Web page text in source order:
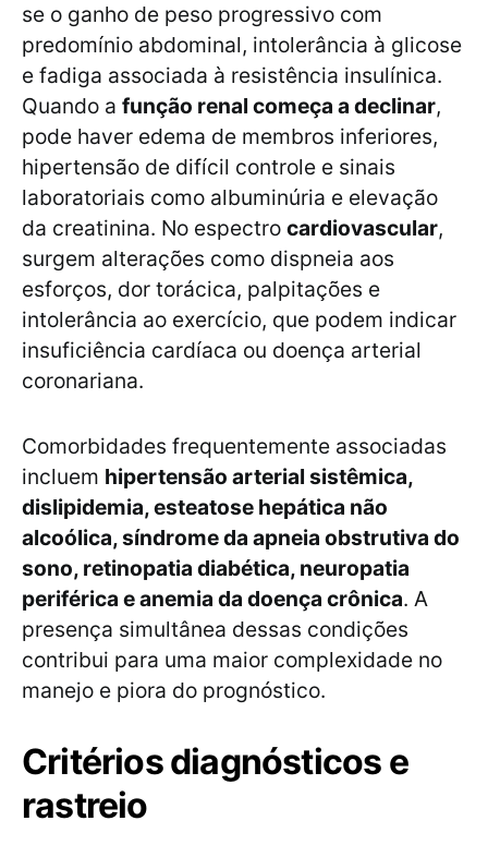
se o ganho de peso progressivo com
predomínio abdominal, intolerância à glicose
e fadiga associada à resistência insulínica.
Quando a função renal começa a declinar,
pode haver edema de membros inferiores,
hipertensão de difícil controle e sinais
laboratoriais como albuminúria e elevação
da creatinina. No espectro cardiovascular,
surgem alterações como dispneia aos
esforços, dor torácica, palpitações e
intolerância ao exercício, que podem indicar
insuficiência cardíaca ou doença arterial
coronariana.
Comorbidades frequentemente associadas
incluem hipertensão arterial sistêmica,
dislipidemia, esteatose hepática não
alcoólica, síndrome da apneia obstrutiva do
sono, retinopatia diabética, neuropatia
periférica e anemia da doença crônica. A
presença simultânea dessas condições
contribui para uma maior complexidade no
manejo e piora do prognóstico.
Critérios diagnósticos e
rastreio